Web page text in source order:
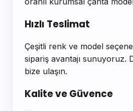
Hızlı Teslimat
Çeşitli renk ve model
sipariş avantajı sunuyoruz.
bize ulaşın.
Kalite ve Güvence